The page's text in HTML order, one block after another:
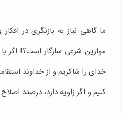
ما گاهی نیاز به بازنگری در افکار
موازین شرعی سازگار است؟! اگر
خدای را شاکریم و از خداوند
کنیم و اگر زاویه دارد، درصدد